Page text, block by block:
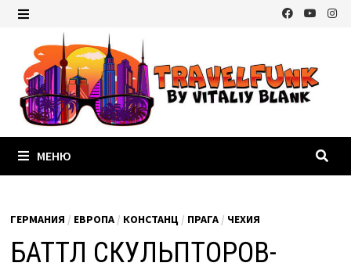
Перейти
содержимому
МЕНЮ
ГЕРМАНИЯ / ЕВРОПА / КОНСТАНЦ / ПРАГА / ЧЕХИЯ
БАТТЛ СКУЛЬПТОРОВ-